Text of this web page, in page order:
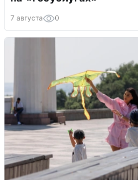
7 августа 0